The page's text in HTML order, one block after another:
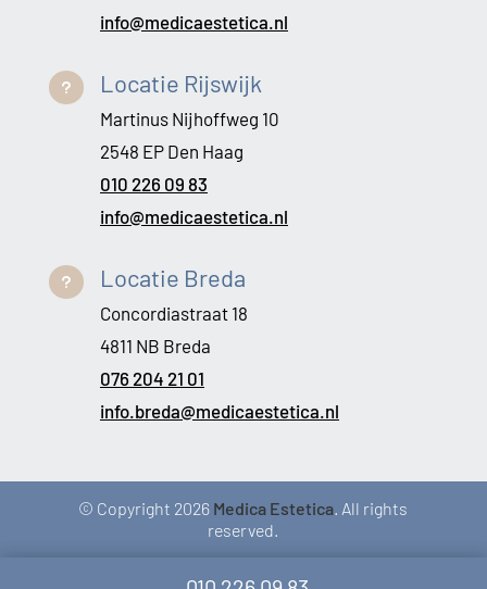
info@medicaestetica.nl
u Locatie Rijswijk
Martinus Nijhoffweg 10
2548 EP Den Haag
010 226 09 83
info@medicaestetica.nl
u Locatie Breda
Concordiastraat 18
4811 NB Breda
076 204 21 01
info.breda@medicaestetica.nl
© Copyright 2026 Medica Estetica. All rights
reserved.